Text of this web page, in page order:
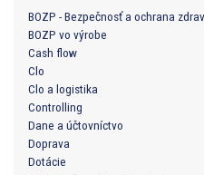
BOZP - Bezpečnosť a ochrana
BOZP vo výrobe
Cash flow
Clo
Clo a logistika
Controlling
Dane a účtovníctvo
Doprava
Dotácie